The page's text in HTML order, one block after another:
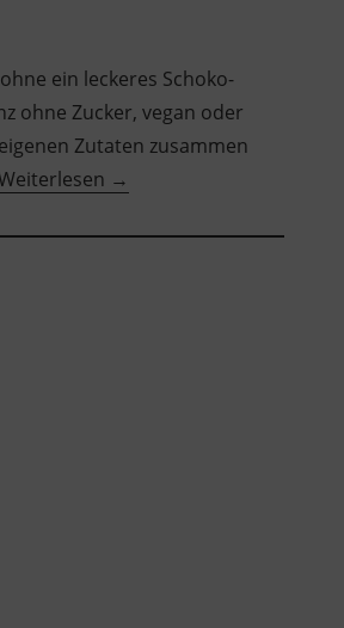
ein leckeres Schoko-
ohne Zucker, vegan oder
Zutaten zusammen
“Knuspriges
Granola
→